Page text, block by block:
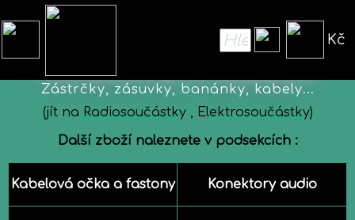
Kč
Konektory a redukce
Zástrčky, zásuvky, banánky, kabely...
(jít na Radiosoučástky, Elektrosoučástky)
Další zboží naleznete v podsekcích :
Kabelová očka a fastony Konektory audio